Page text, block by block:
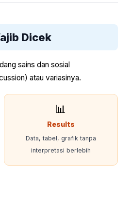
Dicek
sains dan sosial
atau variasinya.
📊
Results
Data, tabel, grafik tanpa
interpretasi berlebih